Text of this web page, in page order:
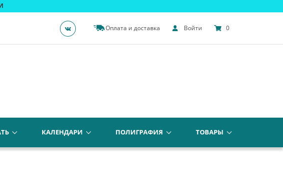
Оплата и доставка Войти 0
КАЛЕНДАРИ ПОЛИГРАФИЯ ТОВАРЫ